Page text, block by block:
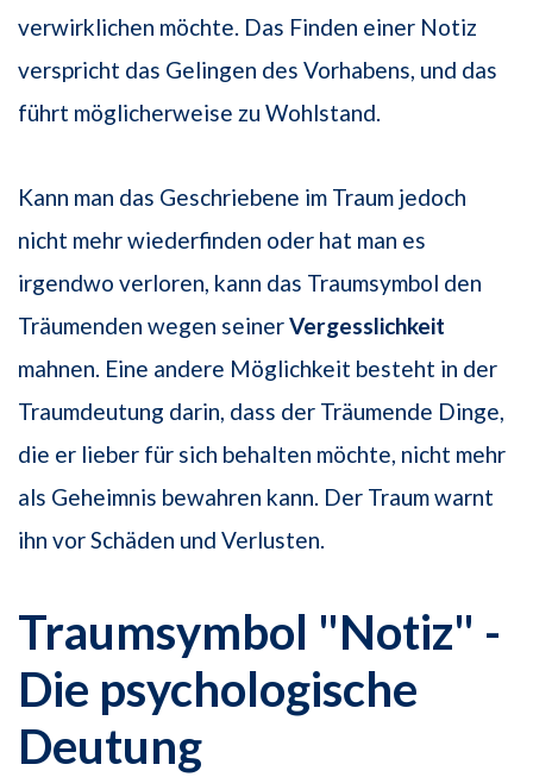
verwirklichen möchte. Das Finden einer Notiz
verspricht das Gelingen des Vorhabens, und das
führt möglicherweise zu Wohlstand.
Kann man das Geschriebene im Traum jedoch
nicht mehr wiederfinden oder hat man es
irgendwo verloren, kann das Traumsymbol den
Träumenden wegen seinerVergesslichkeit
mahnen. Eine andere Möglichkeit besteht in der
Traumdeutung darin, dass der Träumende Dinge,
die er lieber für sich behalten möchte, nicht mehr
als Geheimnis bewahren kann. Der Traum warnt
ihn vor Schäden und Verlusten.
Traumsymbol "Notiz" -
Die psychologische
Deutung